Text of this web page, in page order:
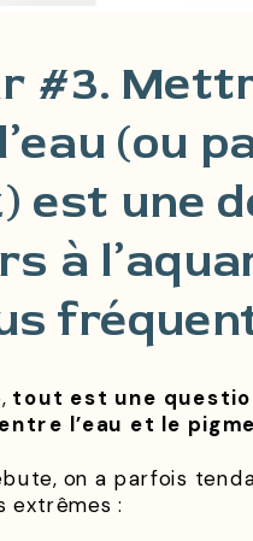
#3.
(ou
est une
à
tout est une
l’eau et le
on a parfois
extrêmes :